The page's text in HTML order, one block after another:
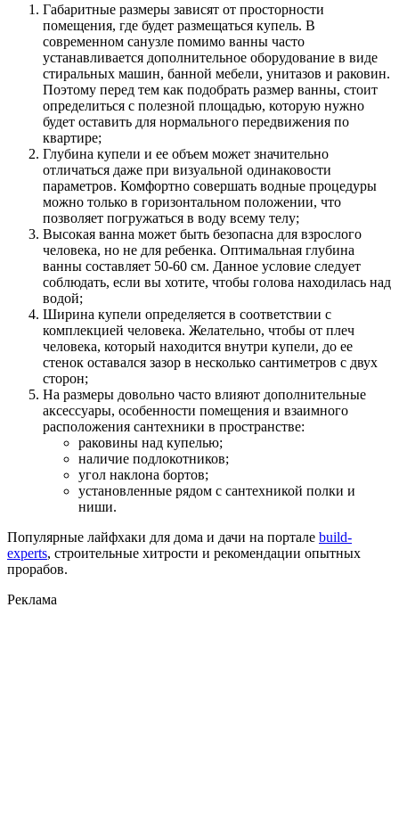
Габаритные размеры зависят от просторности
помещения, где будет размещаться купель. В
современном санузле помимо ванны часто
устанавливается дополнительное оборудование в виде
стиральных машин, банной мебели, унитазов и раковин.
Поэтому перед тем как подобрать размер ванны, стоит
определиться с полезной площадью, которую нужно
будет оставить для нормального передвижения по
квартире;
Глубина купели и ее объем может значительно
отличаться даже при визуальной одинаковости
параметров. Комфортно совершать водные процедуры
можно только в горизонтальном положении, что
позволяет погружаться в воду всему телу;
Высокая ванна может быть безопасна для взрослого
человека, но не для ребенка. Оптимальная глубина
ванны составляет 50-60 см. Данное условие следует
соблюдать, если вы хотите, чтобы голова находилась над
водой;
Ширина купели определяется в соответствии с
комплекцией человека. Желательно, чтобы от плеч
человека, который находится внутри купели, до ее
стенок оставался зазор в несколько сантиметров с двух
сторон;
На размеры довольно часто влияют дополнительные
аксессуары, особенности помещения и взаимного
расположения сантехники в пространстве:
раковины над купелью;
наличие подлокотников;
угол наклона бортов;
установленные рядом с сантехникой полки и
ниши.
Популярные лайфхаки для дома и дачи на портале build-
experts, строительные хитрости и рекомендации опытных
прорабов.
Реклама